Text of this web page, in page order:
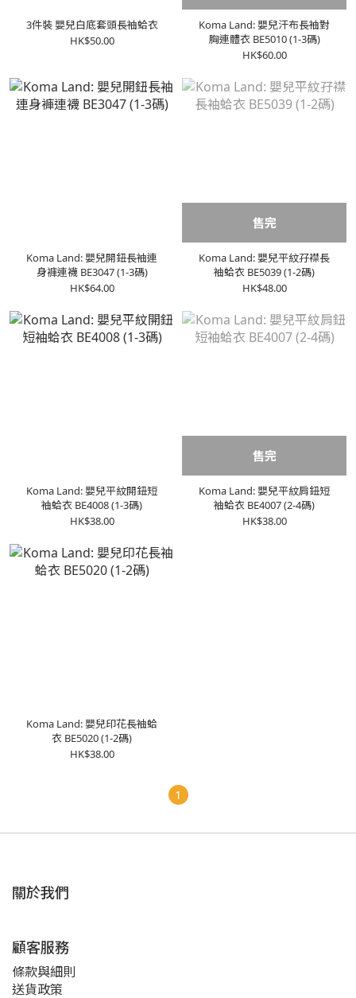
3件裝 嬰兒白底套頭長袖蛤衣
HK$50.00
Koma Land: 嬰兒汗布長袖對
胸連體衣 BE5010 (1-3碼)
HK$60.00
Koma Land: 嬰兒開鈕長袖連
身褲連襪 BE3047 (1-3碼)
HK$64.00
售完
Koma Land: 嬰兒平紋孖襟長
袖蛤衣 BE5039 (1-2碼)
HK$48.00
Koma Land: 嬰兒平紋開鈕短
袖蛤衣 BE4008 (1-3碼)
HK$38.00
售完
Koma Land: 嬰兒平紋肩鈕短
袖蛤衣 BE4007 (2-4碼)
HK$38.00
Koma Land: 嬰兒印花長袖蛤
衣 BE5020 (1-2碼)
HK$38.00
1
關於我們
顧客服務
條款與細則
送貨政策